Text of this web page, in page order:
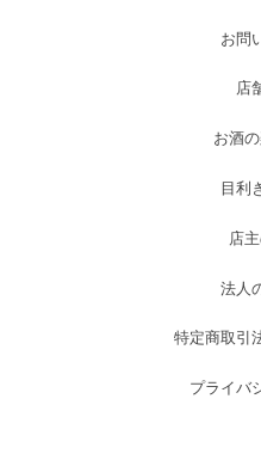
お問
店
お酒
目利
店
法人
特定商取引
プライバ